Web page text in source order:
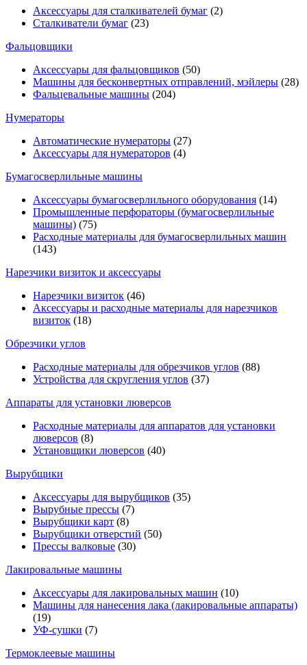
Аксессуары для сталкивателей бумаг (2)
Сталкиватели бумаг (23)
Фальцовщики
Аксессуары для фальцовщиков (50)
Машины для бесконвертных отправлений, мэйлеры (28)
Фальцевальные машины (204)
Нумераторы
Автоматические нумераторы (27)
Аксессуары для нумераторов (4)
Бумагосверлильные машины
Аксессуары бумагосверлильного оборудования (14)
Промышленные перфораторы (бумагосверлильные
машины) (75)
Расходные материалы для бумагосверлильных машин
(143)
Нарезчики визиток и аксессуары
Нарезчики визиток (46)
Аксессуары и расходные материалы для нарезчиков
визиток (18)
Обрезчики углов
Расходные материалы для обрезчиков углов (88)
Устройства для скругления углов (37)
Аппараты для установки люверсов
Расходные материалы для аппаратов для установки
люверсов (8)
Установщики люверсов (40)
Вырубщики
Аксессуары для вырубщиков (35)
Вырубные прессы (7)
Вырубщики карт (8)
Вырубщики отверстий (50)
Прессы валковые (30)
Лакировальные машины
Аксессуары для лакировальных машин (10)
Машины для нанесения лака (лакировальные аппараты)
(19)
УФ-сушки (7)
Термоклеевые машины